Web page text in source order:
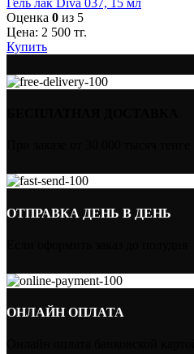
Оценка 0 из 5
Цена: 2 500 тг.
Купить
ОТПРАВКА ДЕНЬ В ДЕНЬ
ОНЛАЙН ОПЛАТА